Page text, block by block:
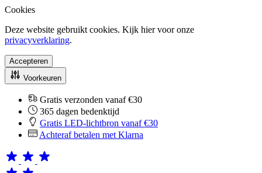
Cookies
Deze website gebruikt cookies. Kijk hier voor onze
privacyverklaring.
Accepteren
Voorkeuren
Gratis verzonden vanaf €30
365 dagen bedenktijd
Gratis LED-lichtbron vanaf €30
Achteraf betalen met Klarna